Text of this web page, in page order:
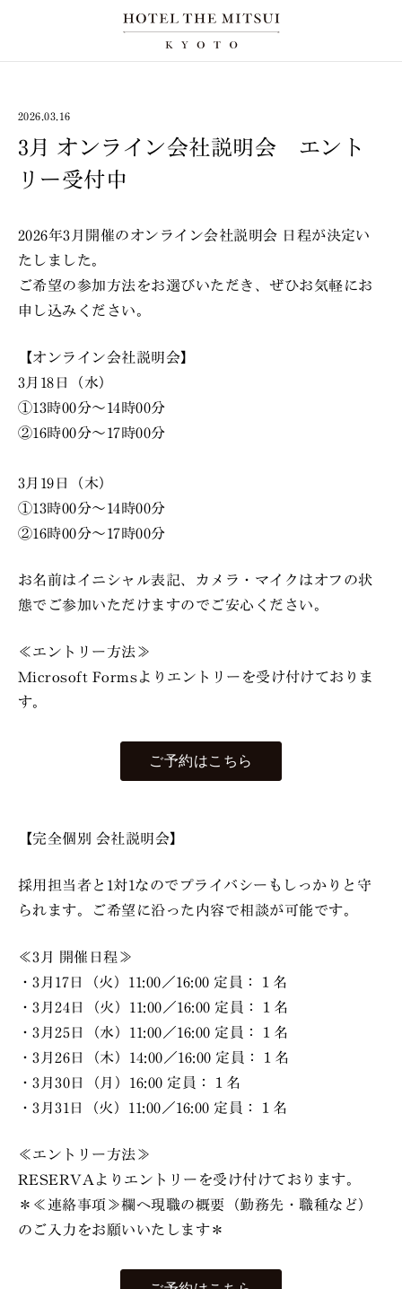
2026.03.16
3月 オンライン会社説明会 エント
リー受付中
2026年3月開催のオンライン会社説明会 日程が決定い
たしました。
ご希望の参加方法をお選びいただき、ぜひお気軽にお
申し込みください。
【オンライン会社説明会】
3月18日（水）
①13時00分～14時00分
②16時00分～17時00分
3月19日（木）
①13時00分～14時00分
②16時00分～17時00分
お名前はイニシャル表記、カメラ・マイクはオフの状
態でご参加いただけますのでご安心ください。
≪エントリー方法≫
Microsoft Formsよりエントリーを受け付けておりま
す。
ご予約はこちら
【完全個別 会社説明会】
採用担当者と1対1なのでプライバシーもしっかりと守
られます。ご希望に沿った内容で相談が可能です。
≪3月 開催日程≫
・3月17日（火）11:00／16:00 定員：１名
・3月24日（火）11:00／16:00 定員：１名
・3月25日（水）11:00／16:00 定員：１名
・3月26日（木）14:00／16:00 定員：１名
・3月30日（月）16:00 定員：１名
・3月31日（火）11:00／16:00 定員：１名
≪エントリー方法≫
RESERVAよりエントリーを受け付けております。
＊≪連絡事項≫欄へ現職の概要（勤務先・職種など）
のご入力をお願いいたします＊